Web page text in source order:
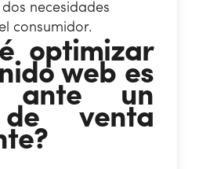
necesidades
consumidor.
optimizar
web es
ante un
venta